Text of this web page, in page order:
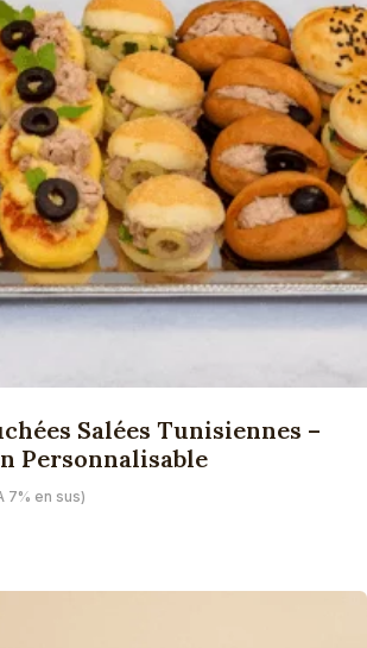
Salées Tunisiennes –
Personnalisable
7% en sus)